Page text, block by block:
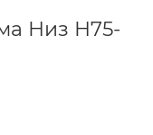
Низ Н75-